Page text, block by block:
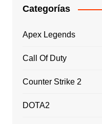
Categorías
Apex Legends
Call Of Duty
Counter Strike 2
DOTA2